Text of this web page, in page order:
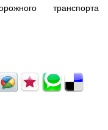
транспорта